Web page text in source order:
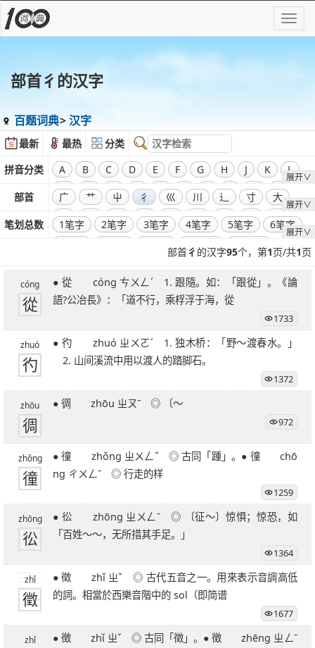
部首彳的汉字
百题词典 汉字
最新 最热
分类
拼音分类
展开∨
A B C D E F G H J K
L
M
N O P Q R S T W
X
Y
Z
部首
展开∨
广 艹 屮 彳 巛 川 辶 寸
大
飞
干 工 弓 廾 囗 己 彐
彑
巾
口 全部偏旁部首
笔划总数
展开∨
1笔字 2笔字 3笔字 4笔字 5笔字
6笔字
10笔字
11笔字
12笔字
13笔字 14笔字 15笔字
16笔字
17笔字
18笔字 19笔字 20笔字
21笔字
22笔字
23笔字 24笔字 25笔字
31笔字
32笔字
33笔字 34笔字 35笔字
36笔字
39笔字
51笔字
部首彳 的汉字95个，第1页/共1页
cóng
從
● 從 cóng ㄘㄨㄥˊ 1. 跟隨。如：「跟從」。《論
語?公冶長》：「道不行，乘桴浮于海，從
1733
zhuó
彴
● 彴 zhuó ㄓㄨㄛˊ 1. 独木桥：「野～渡春水。」
2. 山间溪流中用以渡人的踏脚石。
1372
zhōu
徟
● 徟 zhōu ㄓㄡˉ ◎ 〔～
972
zhǒng
徸
● 徸 zhǒng ㄓㄨㄥˇ ◎ 古同「踵」。● 徸 chō
ng ㄔㄨㄥˉ ◎ 行走的样
1259
zhōng
彸
● 彸 zhōng ㄓㄨㄥˉ ◎ 〔征～〕惊惧；惊恐，如
「百姓～～，无所措其手足。」
1364
zhǐ
徵
● 徵 zhǐ ㄓˇ ◎ 古代五音之一。用來表示音調高低
的詞。相當於西樂音階中的 sol（即简谱
1677
zhǐ
● 徴 zhǐ ㄓˇ ◎ 古同「徵」。● 徴 zhēng ㄓㄥˉ